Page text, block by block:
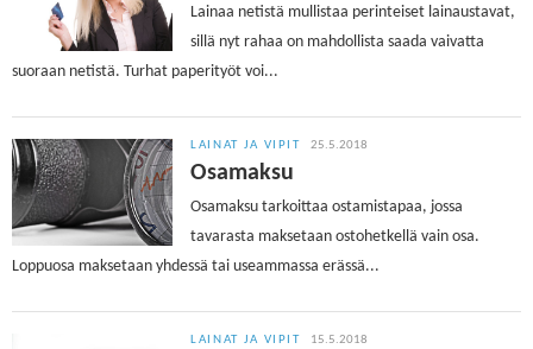
Lainaa netistä mullistaa perinteiset lainaustavat,
sillä nyt rahaa on mahdollista saada vaivatta
suoraan netistä. Turhat paperityöt voi...
LAINAT JA VIPIT 25.5.2018
Osamaksu
Osamaksu tarkoittaa ostamistapaa, jossa
tavarasta maksetaan ostohetkellä vain osa.
Loppuosa maksetaan yhdessä tai useammassa erässä...
LAINAT JA VIPIT 15.5.2018